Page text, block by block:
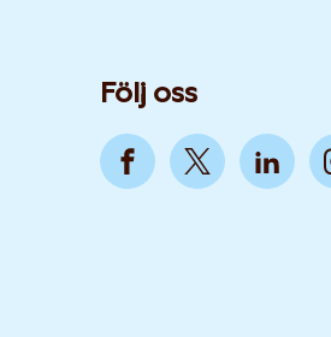
Följ oss